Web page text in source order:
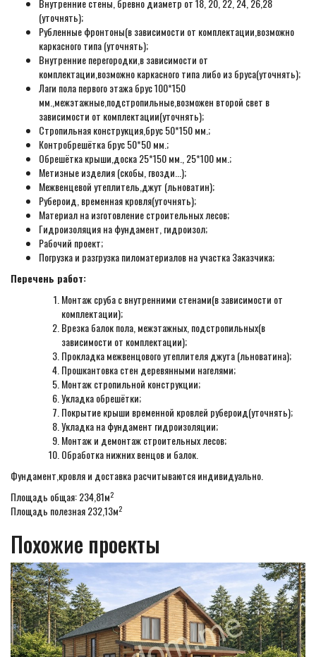
Внутренние стены, бревно диаметр от 18, 20, 22, 24, 26,28
(уточнять);
Рубленные фронтоны(в зависимости от комплектации,возможно
каркасного типа (уточнять);
Внутренние перегородки,в зависимости от
комплектации,возможно каркасного типа либо из бруса(уточнять);
Лаги пола первого этажа брус 100*150
мм.,межэтажные,подстропильные,возможен второй свет в
зависимости от комплектации(уточнять);
Стропильная конструкция,брус 50*150 мм.;
Контробрешётка брус 50*50 мм.;
Обрешётка крыши,доска 25*150 мм., 25*100 мм.;
Метизные изделия (скобы, гвозди...);
Межвенцевой утеплитель,джут (льноватин);
Рубероид, временная кровля(уточнять);
Материал на изготовление строительных лесов;
Гидроизоляция на фундамент, гидроизол;
Рабочий проект;
Погрузка и разгрузка пиломатериалов на участка Заказчика;
Перечень работ:
Монтаж сруба с внутренними стенами(в зависимости от
комплектации);
Врезка балок пола, межэтажных, подстропильных(в
зависимости от комплектации);
Прокладка межвенцового утеплителя джута (льноватина);
Прошкантовка стен деревянными нагелями;
Монтаж стропильной конструкции;
Укладка обрешётки;
Покрытие крыши временной кровлей рубероид(уточнять);
Укладка на фундамент гидроизоляции;
Монтаж и демонтаж строительных лесов;
Обработка нижних венцов и балок.
Фундамент,кровля и доставка расчитываются индивидуально.
Площадь общая: 234,81м2
Площадь полезная 232,13м2
Похожие проекты